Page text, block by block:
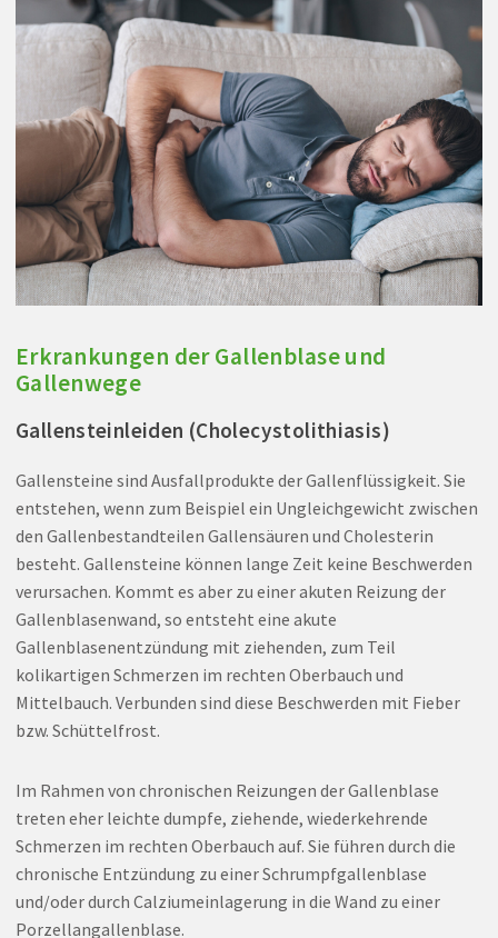
Erkrankungen der Gallenblase und
Gallenwege
Gallensteinleiden (Cholecystolithiasis)
Gallensteine sind Ausfallprodukte der Gallenflüssigkeit. Sie
entstehen, wenn zum Beispiel ein Ungleichgewicht zwischen
den Gallenbestandteilen Gallensäuren und Cholesterin
besteht. Gallensteine können lange Zeit keine Beschwerden
verursachen. Kommt es aber zu einer akuten Reizung der
Gallenblasenwand, so entsteht eine akute
Gallenblasenentzündung mit ziehenden, zum Teil
kolikartigen Schmerzen im rechten Oberbauch und
Mittelbauch. Verbunden sind diese Beschwerden mit Fieber
bzw. Schüttelfrost.
Im Rahmen von chronischen Reizungen der Gallenblase
treten eher leichte dumpfe, ziehende, wiederkehrende
Schmerzen im rechten Oberbauch auf. Sie führen durch die
chronische Entzündung zu einer Schrumpfgallenblase
und/oder durch Calziumeinlagerung in die Wand zu einer
Porzellangallenblase.